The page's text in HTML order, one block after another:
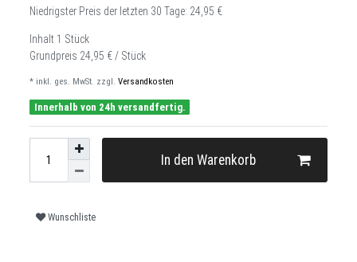
Niedrigster Preis der letzten 30 Tage: 24,95 €
Inhalt 1 Stück
Grundpreis 24,95 € / Stück
* inkl. ges. MwSt. zzgl. Versandkosten
Innerhalb von 24h versandfertig.
In den Warenkorb
Wunschliste